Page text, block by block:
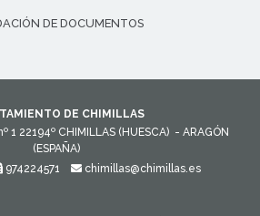
DE DOCUMENTOS
DE CHIMILLAS
1 22194º CHIMILLAS (HUESCA) - ARAGÓN
(ESPAÑA)
974224571 chimillas@chimillas.es